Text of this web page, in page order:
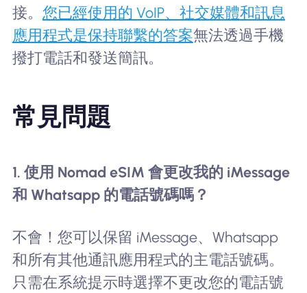
接。 您已經使用的 VoIP、社交媒體和訊息
應用程式是保持聯繫的答案無法透過手機
撥打電話和發送簡訊。
常見問題
1. 使用 Nomad eSIM 會更改我的 iMessage
和 Whatsapp 的電話號碼嗎？
不會！您可以保留 iMessage、Whatsapp
和所有其他通訊應用程式的主電話號碼。
只需在系統提示時選擇不更改您的電話號